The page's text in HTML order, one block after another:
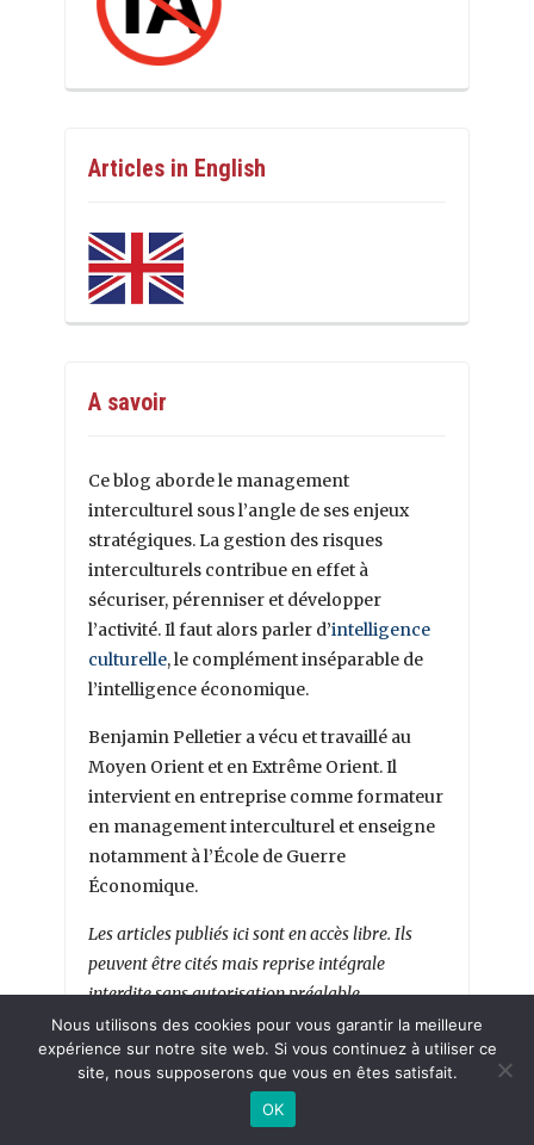
Articles in English
A savoir
Ce blog aborde le management
interculturel sous l’angle de ses enjeux
stratégiques. La gestion des risques
interculturels contribue en effet à
sécuriser, pérenniser et développer
l’activité. Il faut alors parler d’intelligence
culturelle, le complément inséparable de
l’intelligence économique.
Benjamin Pelletier a vécu et travaillé au
Moyen Orient et en Extrême Orient. Il
intervient en entreprise comme formateur
en management interculturel et enseigne
notamment à l’École de Guerre
Économique.
Les articles publiés ici sont en accès libre. Ils
peuvent être cités mais reprise intégrale
interdite sans autorisation préalable.
Comme plus de 1500 abonnés,
Nous utilisons des cookies pour vous garantir la meilleure
expérience sur notre site web. Si vous continuez à utiliser ce
site, nous supposerons que vous en êtes satisfait.
OK